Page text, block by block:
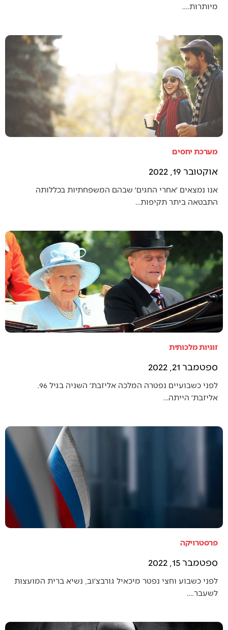
מיותרות.…
מערכת יחסים
אוקטובר 19, 2022
אנו נמצאים ׳אחרי החגים׳ שבהם המשפחתיות בכללותה
התבטאה ביתר תקיפות…
זוגיות מלכותית
ספטמבר 21, 2022
לפני כשבועיים נפטרה המלכה אליזבת׳ השניה בגיל 96.
אליזבת׳ הייתה…
פרסטרויקה
ספטמבר 15, 2022
לפני כשבוע וחצי נפטר מיכאיל גורבצ׳וב, נשיא ברית המועצות
לשעבר.…